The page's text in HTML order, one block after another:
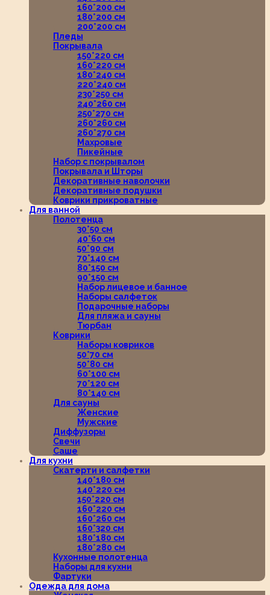
160*200 см
180*200 см
200*200 см
Пледы
Покрывала
150*220 см
160*220 см
180*240 см
220*240 см
230*250 см
240*260 см
250*270 см
260*260 см
260*270 см
Махровые
Пикейные
Набор с покрывалом
Покрывала и Шторы
Декоративные наволочки
Декоративные подушки
Коврики прикроватные
Для ванной
Полотенца
30*50 см
40*60 см
50*90 см
70*140 см
80*150 см
90*150 см
Набор лицевое и банное
Наборы салфеток
Подарочные наборы
Для пляжа и сауны
Тюрбан
Коврики
Наборы ковриков
50*70 см
50*80 см
60*100 см
70*120 см
80*140 см
Для сауны
Женские
Мужские
Диффузоры
Свечи
Саше
Для кухни
Скатерти и салфетки
140*180 см
140*220 см
150*220 см
160*220 см
160*260 см
160*320 см
180*180 см
180*280 см
Кухонные полотенца
Наборы для кухни
Фартуки
Одежда для дома